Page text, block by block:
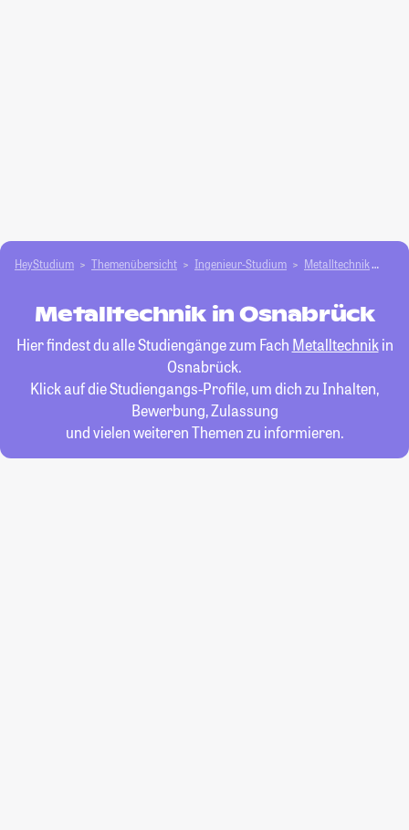
HeyStudium Themenübersicht Ingenieur-Studium Metalltechnik
Metalltechnik in Osnabrück
Hier findest du alle Studiengänge zum Fach Metalltechnikin
Osnabrück.
Klick auf die Studiengangs-Profile, um dich zu Inhalten,
Bewerbung, Zulassung
und vielen weiteren Themen zu informieren.